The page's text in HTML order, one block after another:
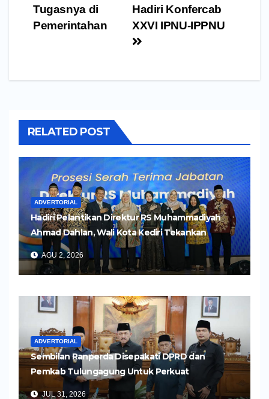
Hadiri Konfercab
XXVI IPNU-IPPNU
Tugasnya di
Pemerintahan
RELATED POST
ADVERTORIAL
Hadiri Pelantikan Direktur RS Muhammadiyah
Ahmad Dahlan, Wali Kota Kediri Tekankan
Pelayanan Kesehatan yang Humanis
AGU 2, 2026
ADVERTORIAL
Sembilan Ranperda Disepakati DPRD dan
Pemkab Tulungagung Untuk Perkuat
Pembangunan Daerah
JUL 31, 2026